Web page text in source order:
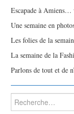
Escapade à Amiens…
Une semaine en
Les folies de la
La semaine de la
Parlons de tout et de
Rechercher :